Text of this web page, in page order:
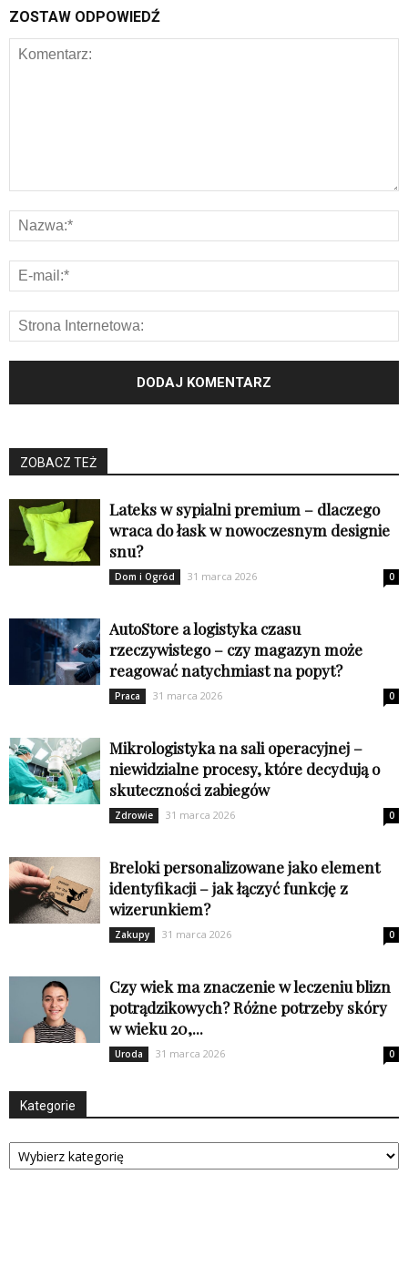
ZOSTAW ODPOWIEDŹ
ZOBACZ TEŻ
Lateks w sypialni premium – dlaczego
wraca do łask w nowoczesnym designie
snu?
Dom i Ogród 31 marca 2026 0
AutoStore a logistyka czasu
rzeczywistego – czy magazyn może
reagować natychmiast na popyt?
Praca 31 marca 2026 0
Mikrologistyka na sali operacyjnej –
niewidzialne procesy, które decydują o
skuteczności zabiegów
Zdrowie 31 marca 2026 0
Breloki personalizowane jako element
identyfikacji – jak łączyć funkcję z
wizerunkiem?
Zakupy 31 marca 2026 0
Czy wiek ma znaczenie w leczeniu blizn
potrądzikowych? Różne potrzeby skóry
w wieku 20,...
Uroda 31 marca 2026 0
Kategorie
Kategorie